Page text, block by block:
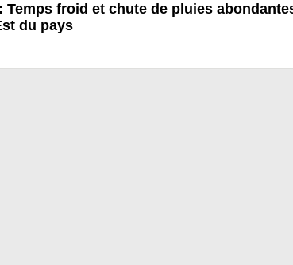
Temps froid et chute de pluies
du pays